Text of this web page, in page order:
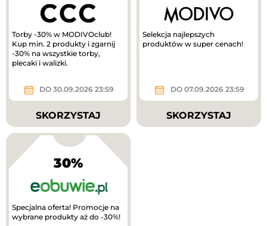
Torby -30% w MODIVOclub!
Kup min. 2 produkty i zgarnij
-30% na wszystkie torby,
plecaki i walizki.
DO 30.09.2026 23:59
SKORZYSTAJ
Selekcja najlepszych
produktów w super cenach!
DO 07.09.2026 23:59
SKORZYSTAJ
30%
Specjalna oferta! Promocje na
wybrane produkty aż do -30%!